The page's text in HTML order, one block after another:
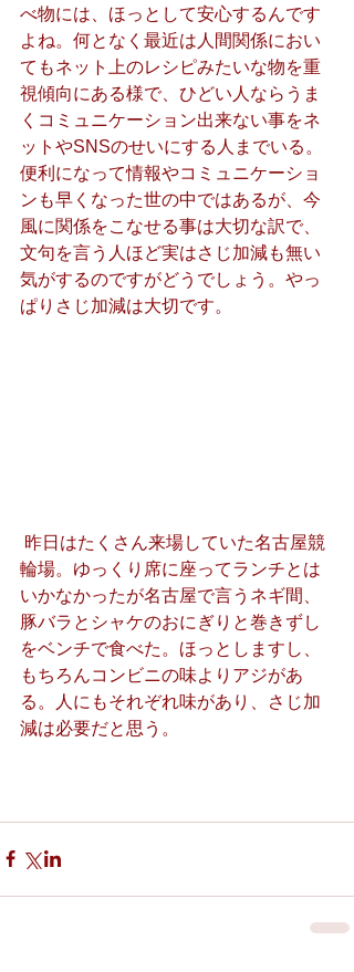
べ物には、ほっとして安心するんです
よね。何となく最近は人間関係におい
てもネット上のレシピみたいな物を重
視傾向にある様で、ひどい人ならうま
くコミュニケーション出来ない事をネ
ットやSNSのせいにする人までいる。
便利になって情報やコミュニケーショ
ンも早くなった世の中ではあるが、今
風に関係をこなせる事は大切な訳で、
文句を言う人ほど実はさじ加減も無い
気がするのですがどうでしょう。やっ
ぱりさじ加減は大切です。
輪場。ゆっくり席に座ってランチとは
いかなかったが名古屋で言うネギ間、
豚バラとシャケのおにぎりと巻きずし
をベンチで食べた。ほっとしますし、
もちろんコンビニの味よりアジがあ
る。人にもそれぞれ味があり、さじ加
減は必要だと思う。